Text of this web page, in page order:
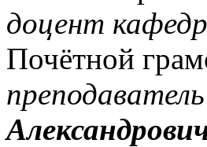
доцент
Почётной